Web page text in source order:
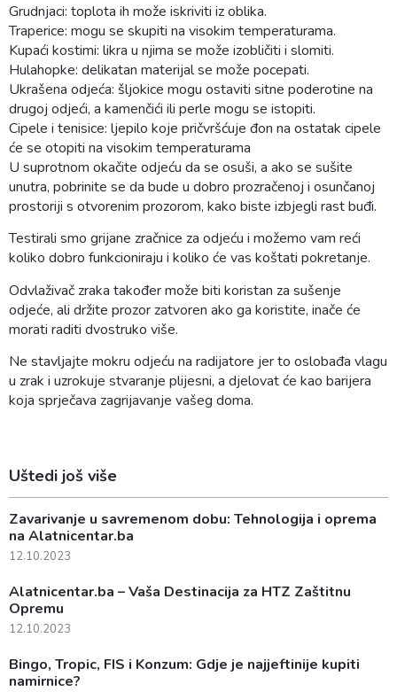
Grudnjaci: toplota ih može iskriviti iz oblika.
Traperice: mogu se skupiti na visokim temperaturama.
Kupaći kostimi: likra u njima se može izobličiti i slomiti.
Hulahopke: delikatan materijal se može pocepati.
Ukrašena odjeća: šljokice mogu ostaviti sitne poderotine na
drugoj odjeći, a kamenčići ili perle mogu se istopiti.
Cipele i tenisice: ljepilo koje pričvršćuje đon na ostatak cipele
će se otopiti na visokim temperaturama
U suprotnom okačite odjeću da se osuši, a ako se sušite
unutra, pobrinite se da bude u dobro prozračenoj i osunčanoj
prostoriji s otvorenim prozorom, kako biste izbjegli rast buđi.
Testirali smo grijane zračnice za odjeću i možemo vam reći
koliko dobro funkcioniraju i koliko će vas koštati pokretanje.
Odvlaživač zraka također može biti koristan za sušenje
odjeće, ali držite prozor zatvoren ako ga koristite, inače će
morati raditi dvostruko više.
Ne stavljajte mokru odjeću na radijatore jer to oslobađa vlagu
u zrak i uzrokuje stvaranje plijesni, a djelovat će kao barijera
koja sprječava zagrijavanje vašeg doma.
Uštedi još više
Zavarivanje u savremenom dobu: Tehnologija i oprema
na Alatnicentar.ba
12.10.2023
Alatnicentar.ba – Vaša Destinacija za HTZ Zaštitnu
Opremu
12.10.2023
Bingo, Tropic, FIS i Konzum: Gdje je najjeftinije kupiti
namirnice?